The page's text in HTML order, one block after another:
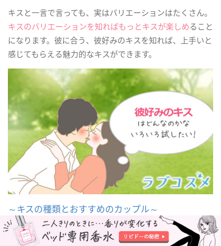
キスと一言で言っても、実はバリエーションはたくさん。
キスのバリエーションを知ればもっとキスが楽しめること
になります。彼に合う、彼好みのキスを知れば、上手いと
感じてもらえる魅力的なキスができます。
～キスの種類とおすすめのカップル～